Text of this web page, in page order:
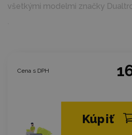
všetkými modelmi značky
`
Cena s DPH
Kúpiť